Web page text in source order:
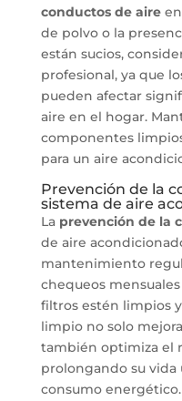
conductos de aireen
de polvo o la
están sucios,
profesional, ya que
pueden afectar
aire en el hogar.
componentes
para un aire
Prevención de la
sistema de aire
La prevención de la
de aire
mantenimiento
chequeos
filtros estén limpios
limpio no solo
también optimiza el
prolongando su
consumo